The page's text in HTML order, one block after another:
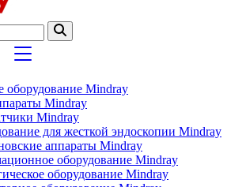
оборудование Mindray
Mindray
Mindray
для жесткой эндоскопии Mindray
аппараты Mindray
оборудование Mindray
оборудование Mindray